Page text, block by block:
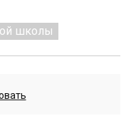
школы